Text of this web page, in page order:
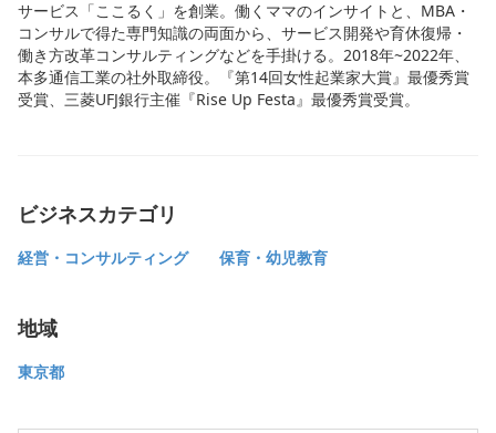
サービス「ここるく」を創業。働くママのインサイトと、MBA・
コンサルで得た専門知識の両面から、サービス開発や育休復帰・
働き方改革コンサルティングなどを手掛ける。2018年~2022年、
本多通信工業の社外取締役。『第14回女性起業家大賞』最優秀賞
受賞、三菱UFJ銀行主催『Rise Up Festa』最優秀賞受賞。
ビジネスカテゴリ
経営・コンサルティング 保育・幼児教育
地域
東京都